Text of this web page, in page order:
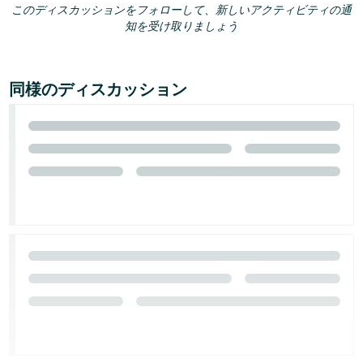
このディスカッションをフォローして、新しいアクティビティの通
知を受け取りましょう
同様のディスカッション